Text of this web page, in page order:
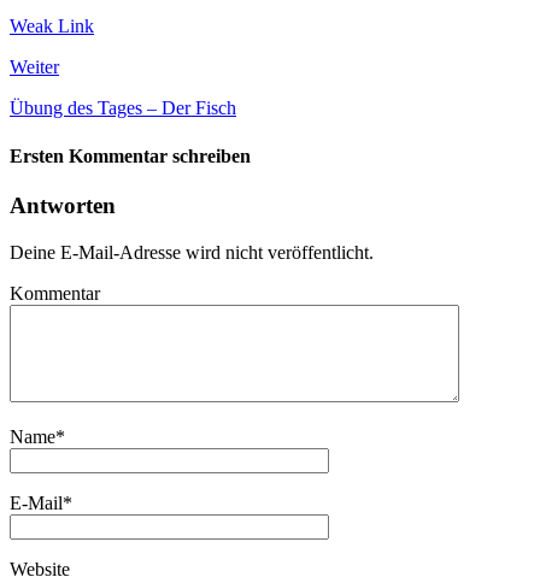
Weak Link
Weiter
Übung des Tages – Der Fisch
Ersten Kommentar schreiben
Antworten
Deine E-Mail-Adresse wird nicht veröffentlicht.
Kommentar
Name*
E-Mail*
Website